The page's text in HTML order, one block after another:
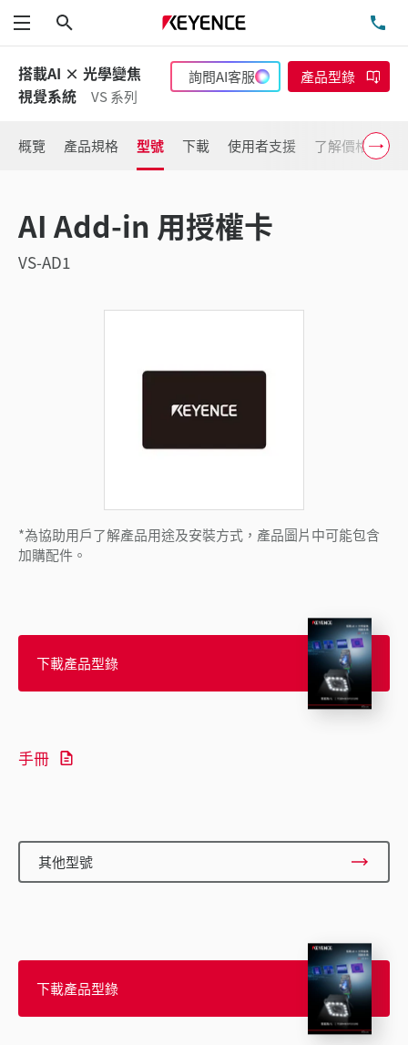
功能表
搭載AI × 光學變焦
視覺系統
VS 系列
詢問AI客服 產品型錄
概覽 產品規格 型號 下載 使用者支援 了解價格
AI Add-in 用授權卡
VS-AD1
*為協助用戶了解產品用途及安裝方式，產品圖片中可能包含
加購配件。
下載產品型錄
手冊
其他型號
下載產品型錄